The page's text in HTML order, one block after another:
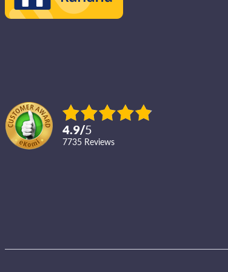
4.9/5
7735 reviews